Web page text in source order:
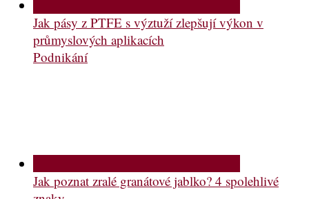
Jak pásy z PTFE s výztuží zlepšují výkon v
průmyslových aplikacích
Podnikání
Jak poznat zralé granátové jablko? 4 spolehlivé